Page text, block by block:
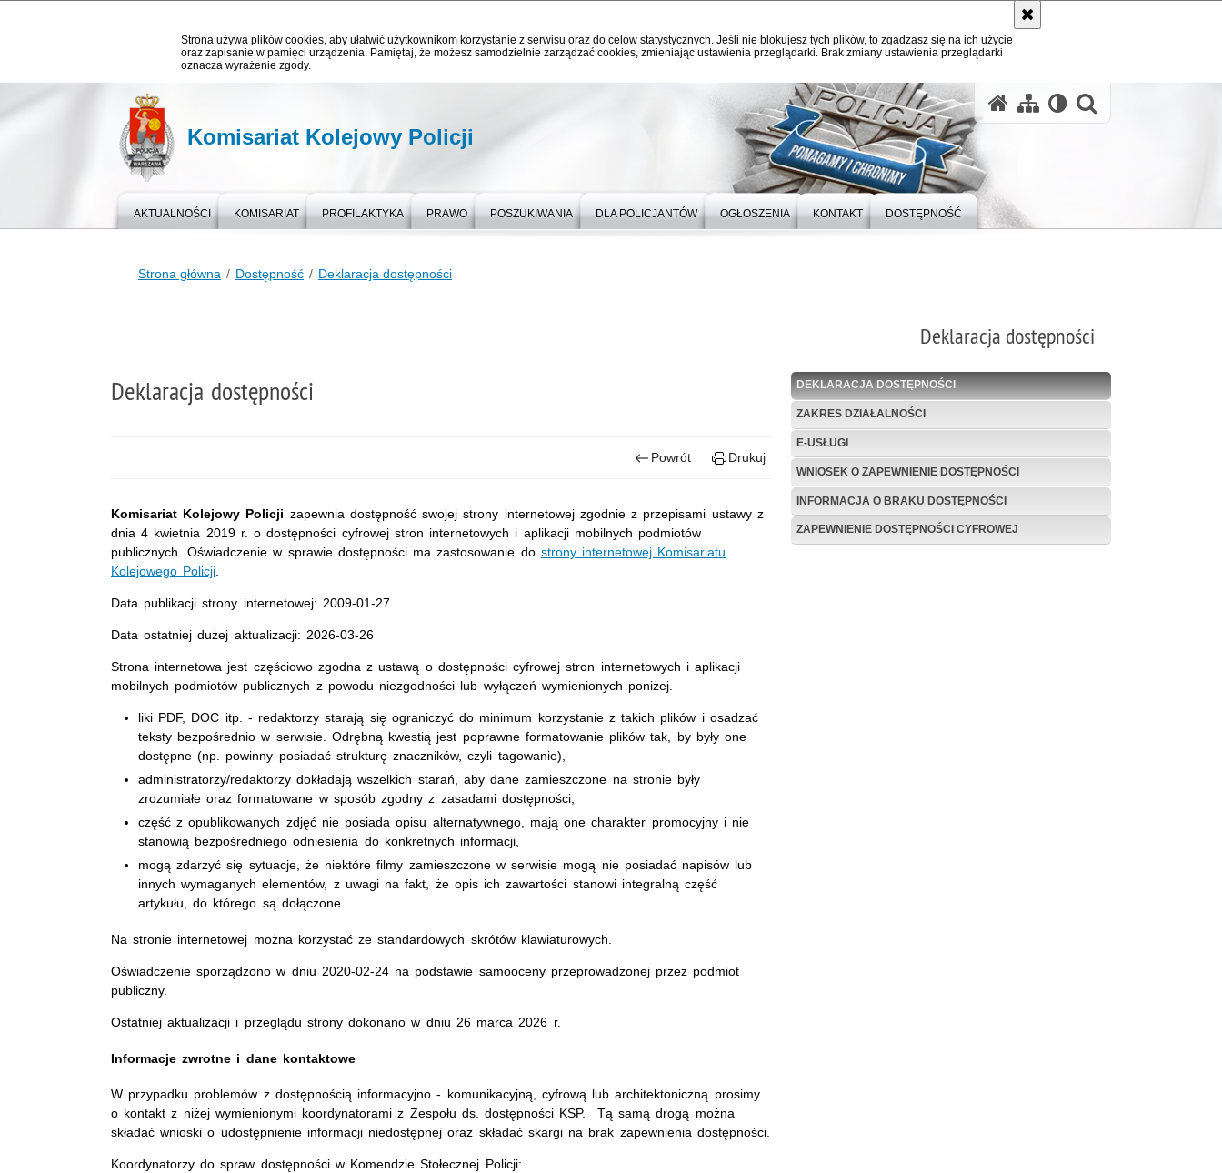
Strona używa plików cookies, aby ułatwić użytkownikom korzystanie z serwisu oraz do celów statystycznych. Jeśli nie blokujesz tych plików, to zgadzasz się na ich użycie
oraz zapisanie w pamięci urządzenia. Pamiętaj, że możesz samodzielnie zarządzać cookies, zmieniając ustawienia przeglądarki. Brak zmiany ustawienia przeglądarki
oznacza wyrażenie zgody.
Komisariat Kolejowy Policji
AKTUALNOŚCI KOMISARIAT PROFILAKTYKA PRAWO POSZUKIWANIA DLA POLICJANTÓW OGŁOSZENIA KONTAKT DOSTĘPNOŚĆ
Strona główna Dostępność Deklaracja dostępności
Deklaracja dostępności
Deklaracja dostępności
Powrót Drukuj
Komisariat Kolejowy Policji zapewnia dostępność swojej strony internetowej zgodnie z przepisami ustawy z
dnia 4 kwietnia 2019 r. o dostępności cyfrowej stron internetowych i aplikacji mobilnych podmiotów
publicznych. Oświadczenie w sprawie dostępności ma zastosowanie do strony internetowej Komisariatu
Kolejowego Policji
Data publikacji strony internetowej: 2009-01-27
Data ostatniej dużej aktualizacji: 2026-03-26
Strona internetowa jest częściowo zgodna z ustawą o dostępności cyfrowej stron internetowych i aplikacji
mobilnych podmiotów publicznych z powodu niezgodności lub wyłączeń wymienionych poniżej.
liki PDF, DOC itp. - redaktorzy starają się ograniczyć do minimum korzystanie z takich plików i osadzać
teksty bezpośrednio w serwisie. Odrębną kwestią jest poprawne formatowanie plików tak, by były one
dostępne (np. powinny posiadać strukturę znaczników, czyli tagowanie),
administratorzy/redaktorzy dokładają wszelkich starań, aby dane zamieszczone na stronie były
zrozumiałe oraz formatowane w sposób zgodny z zasadami dostępności,
część z opublikowanych zdjęć nie posiada opisu alternatywnego, mają one charakter promocyjny i nie
stanowią bezpośredniego odniesienia do konkretnych informacji,
mogą zdarzyć się sytuacje, że niektóre filmy zamieszczone w serwisie mogą nie posiadać napisów lub
innych wymaganych elementów, z uwagi na fakt, że opis ich zawartości stanowi integralną część
artykułu, do którego są dołączone.
Na stronie internetowej można korzystać ze standardowych skrótów klawiaturowych.
Oświadczenie sporządzono w dniu 2020-02-24 na podstawie samooceny przeprowadzonej przez podmiot
publiczny.
Ostatniej aktualizacji i przeglądu strony dokonano w dniu 26 marca 2026 r.
Informacje zwrotne i dane kontaktowe
W przypadku problemów z dostępnością informacyjno - komunikacyjną, cyfrową lub architektoniczną prosimy
o kontakt z niżej wymienionymi koordynatorami z Zespołu ds. dostępności KSP. Tą samą drogą można
składać wnioski o udostępnienie informacji niedostępnej oraz składać skargi na brak zapewnienia dostępności.
Koordynatorzy do spraw dostępności w Komendzie Stołecznej Policji:
DEKLARACJA DOSTĘPNOŚCI
ZAKRES DZIAŁALNOŚCI
E-USŁUGI
WNIOSEK O ZAPEWNIENIE DOSTĘPNOŚCI
INFORMACJA O BRAKU DOSTĘPNOŚCI
ZAPEWNIENIE DOSTĘPNOŚCI CYFROWEJ